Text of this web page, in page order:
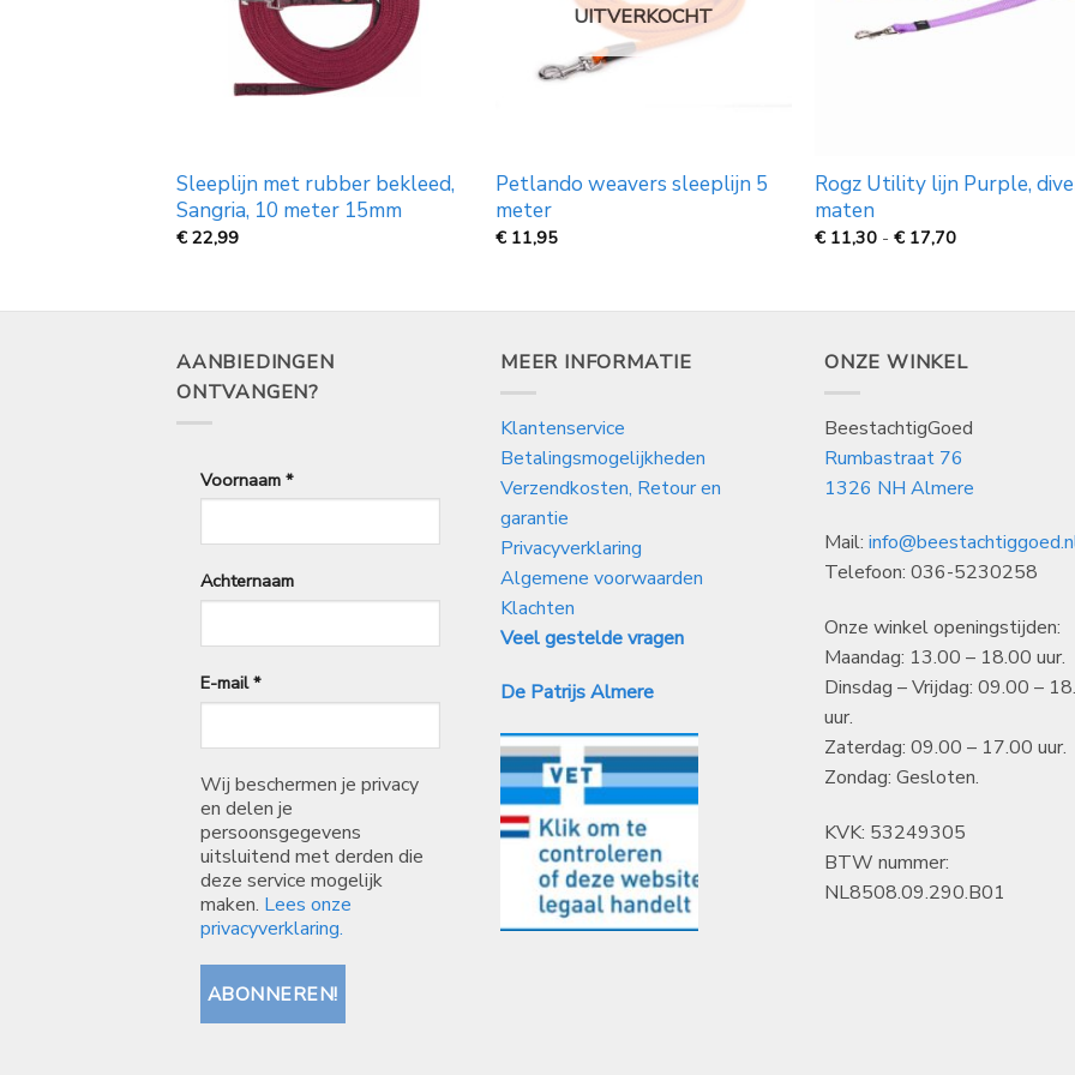
Sleeplijn met rubber bekleed,
Sangria, 10 meter 15mm
€ 22,99
UITVERKOCHT
Petlando weavers sleeplijn 5
meter
€ 11,95
Rogz Utility lijn Purple,
maten
€ 11,30 - € 17,70Prijsklasse:
AANBIEDINGEN
ONTVANGEN?
Voornaam *
Achternaam
E-mail*
Wij beschermen je privacy
en delen je
persoonsgegevens
uitsluitend met derden die
deze service mogelijk
maken. Lees onze
privacyverklaring.
MEER INFORMATIE
Klantenservice
Betalingsmogelijkheden
Verzendkosten, Retour en
garantie
Privacyverklaring
Algemene voorwaarden
Klachten
Veel gestelde vragen
De Patrijs Almere
ONZE WINKEL
BeestachtigGoed
Rumbastraat 76
1326 NH Almere
Mail:
Telefoon: 036-5230258
Onze winkel openingstijden:
Maandag: 13.00 – 18.00 uur.
Dinsdag – Vrijdag: 09.00 –
uur.
Zaterdag: 09.00 – 17.00 uur.
Zondag: Gesloten.
KVK: 53249305
BTW nummer:
NL8508.09.290.B01